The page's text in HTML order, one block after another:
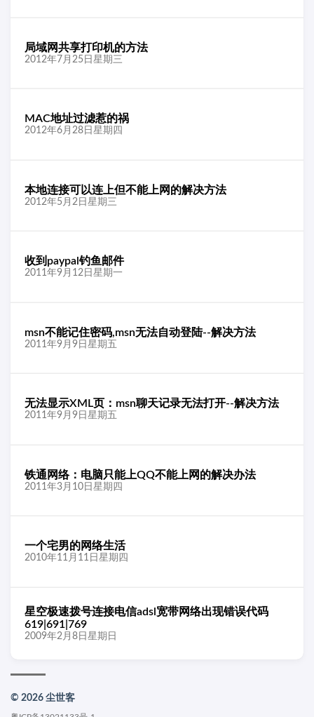
局域网共享打印机的方法
2012年7月25日星期三
MAC地址过滤惹的祸
2012年6月28日星期四
本地连接可以连上但不能上网的解决方法
2012年5月2日星期三
收到paypal钓鱼邮件
2011年9月12日星期一
msn不能记住密码,msn无法自动登陆--解决方法
2011年9月9日星期五
无法显示XML页：msn聊天记录无法打开--解决方法
2011年9月9日星期五
铁通网络：电脑只能上QQ不能上网的解决办法
2011年3月10日星期四
一个宅男的网络生活
2010年11月11日星期四
星空极速拨号连接电信adsl宽带网络出现错误代码
619|691|769
2009年2月8日星期日
© 2026 尘世客